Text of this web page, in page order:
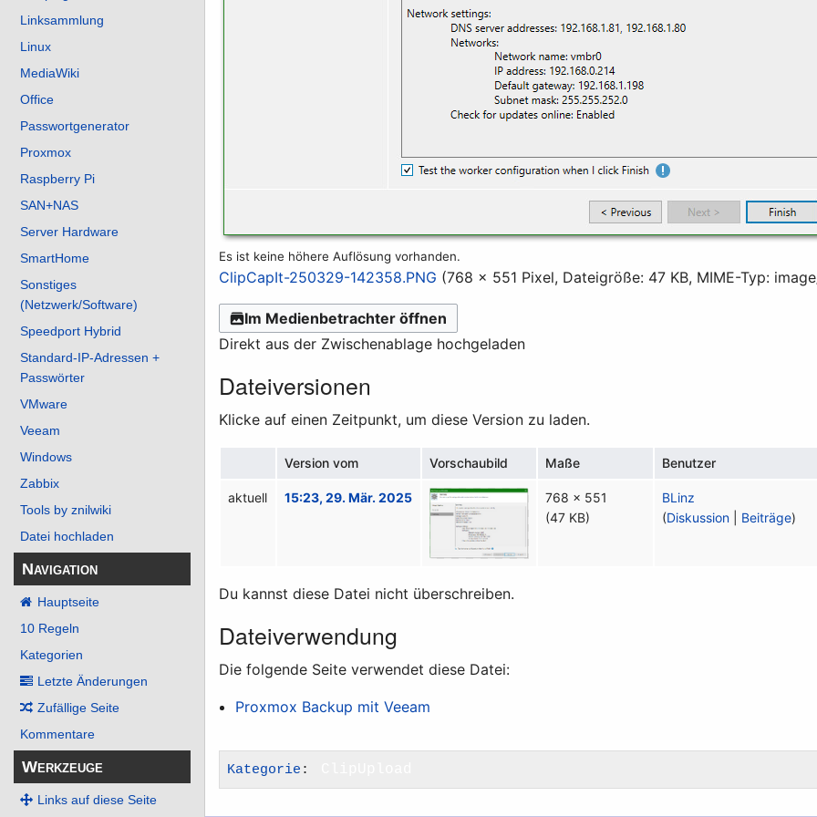
Linksammlung
Linux
MediaWiki
Office
Passwortgenerator
Proxmox
Raspberry Pi
SAN+NAS
Server Hardware
SmartHome
Sonstiges
(Netzwerk/Software)
Speedport Hybrid
Standard-IP-Adressen +
Passwörter
VMware
Veeam
Windows
Zabbix
Tools by znilwiki
Datei hochladen
Navigation
Hauptseite
10 Regeln
Kategorien
Letzte Änderungen
Zufällige Seite
Kommentare
Werkzeuge
Links auf diese Seite
Es ist keine höhere Auflösung vorhanden.
ClipCapIt-250329-142358.PNG (768 × 551 Pixel, Dateigröße: 47 KB, MIME-Typ:
Im Medienbetrachter öffnen
Direkt aus der Zwischenablage hochgeladen
Dateiversionen
Klicke auf einen Zeitpunkt, um diese Version zu laden.
Version vom Vorschaubild Maße Benutzer
aktuell 15:23, 29. Mär. 2025
768 × 551
(47 KB)
BLinz
(Diskussion Beiträge)
Du kannst diese Datei nicht überschreiben.
Dateiverwendung
Die folgende Seite verwendet diese Datei:
Proxmox Backup mit Veeam
Kategorie :